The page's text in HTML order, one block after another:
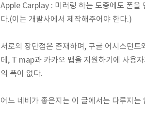
Apple Carplay : 미러링 하는 도중에도 폰을
다.(이는 개발사에서 제작해주어야 한다.)
서로의 장단점은 존재하며, 구글 어시스턴
데, T map과 카카오 맵을 지원하기에 사용
의 폭이 없다.
어느 네비가 좋은지는 이 글에서는 다루지는